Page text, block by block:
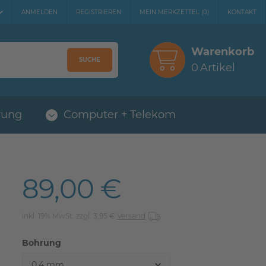
ANMELDEN REGISTRIEREN MEIN MERKZETTEL (0) KONTAKT
SUCHE
Warenkorb
0Artikel
Computer + Telekom
89,00 €
inkl. 19% MwSt. zzgl. 3,95 € Versand
Bohrung